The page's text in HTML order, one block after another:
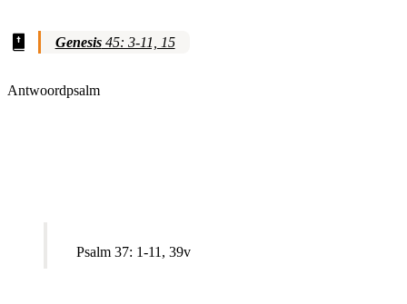
Genesis45: 3-11, 15
Antwoordpsalm
Psalm 37: 1-11, 39v